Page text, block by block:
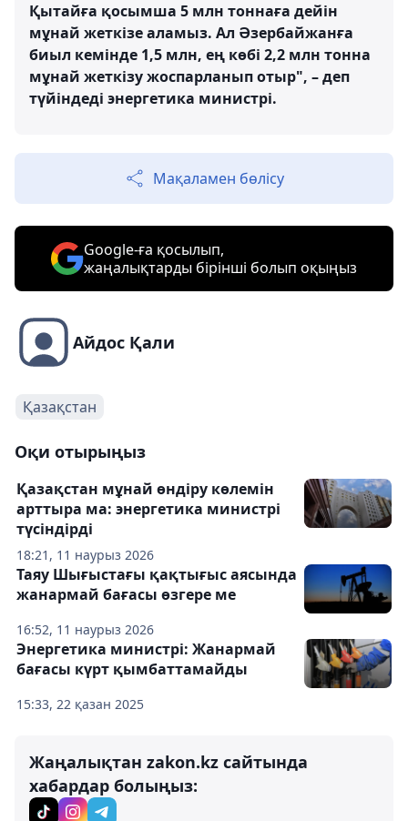
Қытайға қосымша 5 млн тоннаға дейін
мұнай жеткізе аламыз. Ал Әзербайжанға
биыл кемінде 1,5 млн, ең көбі 2,2 млн тонна
мұнай жеткізу жоспарланып отыр", – деп
түйіндеді энергетика министрі.
Мақаламен бөлісу
Google-ға қосылып,
жаңалықтарды бірінші болып оқыңыз
Айдос Қали
Қазақстан
Оқи отырыңыз
18:21, 11 наурыз 2026
Қазақстан мұнай өндіру көлемін
арттыра ма: энергетика министрі
түсіндірді
16:52, 11 наурыз 2026
Таяу Шығыстағы қақтығыс аясында
жанармай бағасы өзгере ме
15:33, 22 қазан 2025
Энергетика министрі: Жанармай
бағасы күрт қымбаттамайды
Жаңалықтан zakon.kz сайтында
хабардар болыңыз: